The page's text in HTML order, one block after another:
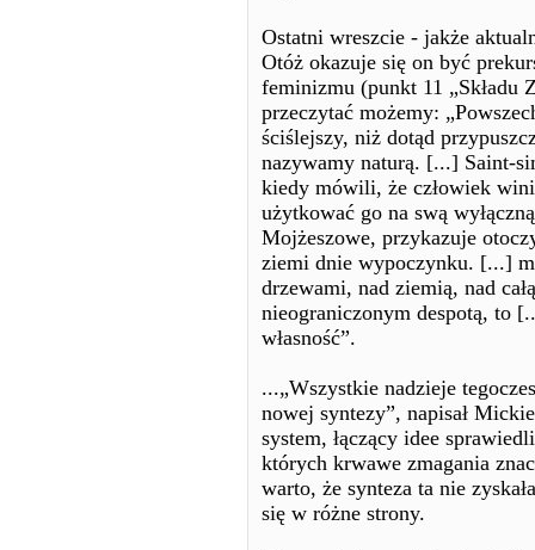
Ostatni wreszcie - jakże
Otóż okazuje się on być
feminizmu (punkt 11 „Składu
przeczytać możemy:
ściślejszy, niż dotąd
nazywamy naturą. [...] Saint-
kiedy mówili, że człowiek
użytkować go na swą
Mojżeszowe, przykazuje
ziemi dnie wypoczynku. [...]
drzewami, nad ziemią, nad
nieograniczonym despotą, to
własność”.
...„Wszystkie nadzieje
nowej syntezy”, napisał
system, łączący idee
których krwawe zmagania
warto, że synteza ta nie
się w różne strony.